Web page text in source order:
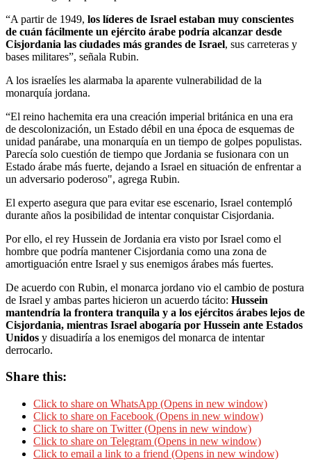
“A partir de 1949, los líderes de Israel estaban muy conscientes
de cuán fácilmente un ejército árabe podría alcanzar desde
Cisjordania las ciudades más grandes de Israel, sus carreteras y
bases militares”, señala Rubin.
A los israelíes les alarmaba la aparente vulnerabilidad de la
monarquía jordana.
“El reino hachemita era una creación imperial británica en una era
de descolonización, un Estado débil en una época de esquemas de
unidad panárabe, una monarquía en un tiempo de golpes populistas.
Parecía solo cuestión de tiempo que Jordania se fusionara con un
Estado árabe más fuerte, dejando a Israel en situación de enfrentar a
un adversario poderoso", agrega Rubin.
El experto asegura que para evitar ese escenario, Israel contempló
durante años la posibilidad de intentar conquistar Cisjordania.
Por ello, el rey Hussein de Jordania era visto por Israel como el
hombre que podría mantener Cisjordania como una zona de
amortiguación entre Israel y sus enemigos árabes más fuertes.
De acuerdo con Rubin, el monarca jordano vio el cambio de postura
de Israel y ambas partes hicieron un acuerdo tácito: Hussein
mantendría la frontera tranquila y a los ejércitos árabes lejos de
Cisjordania, mientras Israel abogaría por Hussein ante Estados
Unidos y disuadiría a los enemigos del monarca de intentar
derrocarlo.
Share this:
Click to share on WhatsApp (Opens in new window)
Click to share on Facebook (Opens in new window)
Click to share on Twitter (Opens in new window)
Click to share on Telegram (Opens in new window)
Click to email a link to a friend (Opens in new window)